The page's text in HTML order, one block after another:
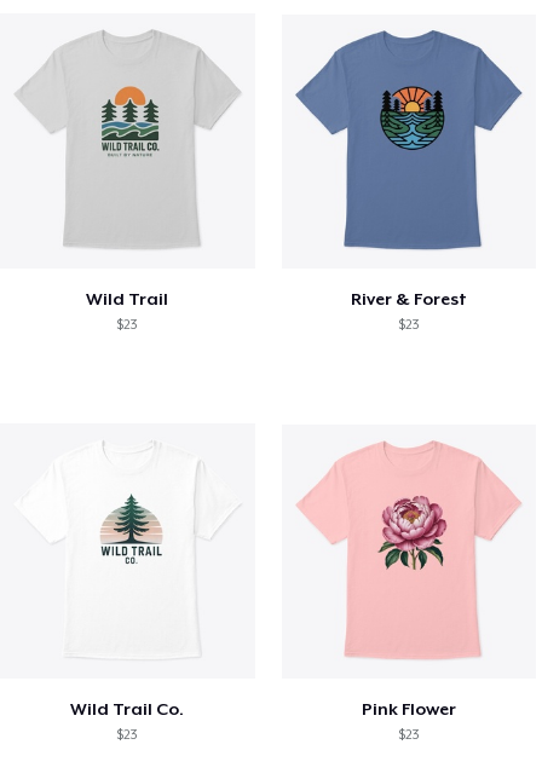
Wild Trail
$23
River & Forest
$23
Wild Trail Co.
$23
Pink Flower
$23